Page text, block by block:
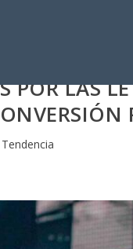
POR LAS
Tendencia